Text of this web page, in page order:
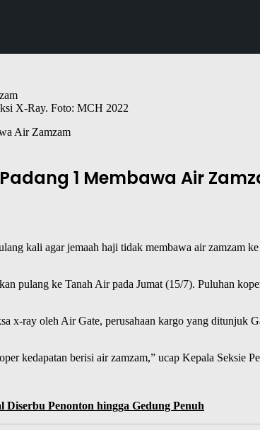
X-Ray. Foto: MCH 2022
Air Zamzam
1 Membawa Air
kali agar jemaah haji tidak membawa air zamzam
pulang ke Tanah Air pada Jumat (15/7). Puluhan
x-ray oleh Air Gate, perusahaan kargo yang ditunjuk
kedapatan berisi air zamzam,” ucap Kepala Seksie
Penonton hingga Gedung Penuh